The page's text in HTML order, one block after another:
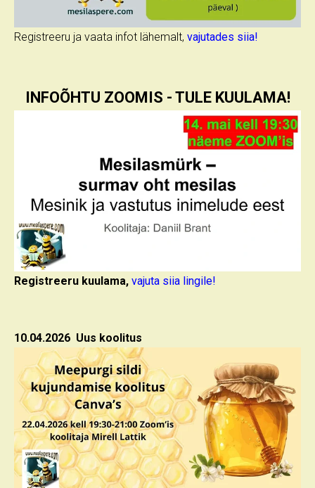
Registreeru ja vaata infot lähemalt, vajutades siia!
INFOÕHTU ZOOMIS - TULE KUULAMA!
Registreeru kuulama, vajuta siia lingile!
10.04.2026 Uus koolitus